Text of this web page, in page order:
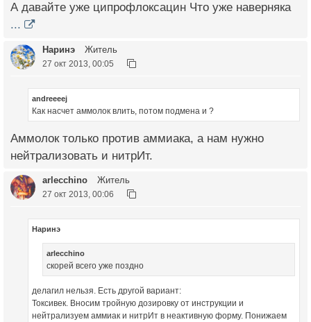
А давайте уже ципрофлоксацин Что уже наверняка
...
Наринэ Житель
27 окт 2013, 00:05
andreeeej
Как насчет аммолок влить, потом подмена и ?
Аммолок только против аммиака, а нам нужно
нейтрализовать и нитрИт.
arlecchino Житель
27 окт 2013, 00:06
Наринэ
arlecchino
скорей всего уже поздно
делагил нельзя. Есть другой вариант:
Токсивек. Вносим тройную дозировку от инструкции и
нейтрализуем аммиак и нитрИт в неактивную форму. Понижаем